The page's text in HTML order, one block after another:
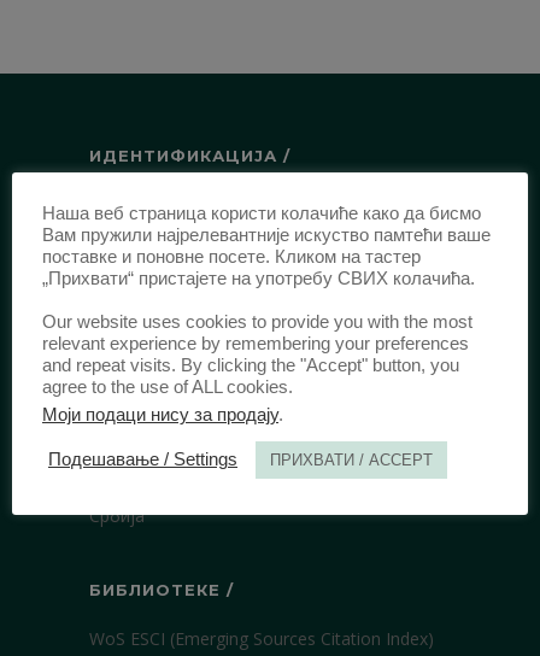
ИДЕНТИФИКАЦИЈА /
ISSN:0003-2565(Штампано издање)
еISSN:2406-2693(Онлајн издање)
DOI:10.51204/Anali_PFBU_1906
ИЗДАВАЧ /
Правни факултет Универзитета у
Београду
Булевар краља Александра 67
Србија
БИБЛИОТЕКЕ /
WoS ESCI (Emerging Sources Citation Index)
Наша веб страница користи колачиће како да бисмо
Вам пружили најрелевантније искуство памтећи ваше
поставке и поновне посете. Кликом на тастер
„Прихвати“ пристајете на употребу СВИХ колачића.
Our website uses cookies to provide you with the most
relevant experience by remembering your preferences
and repeat visits. By clicking the "Accept" button, you
agree to the use of ALL cookies.
Моји подаци нису за продају.
Подешавање / Settings ПРИХВАТИ / ACCEPT